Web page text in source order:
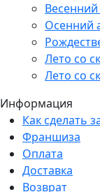
Осенний
Лето со
Лето со
Информация
Как сделать
Франшиза
Оплата
Доставка
Возврат